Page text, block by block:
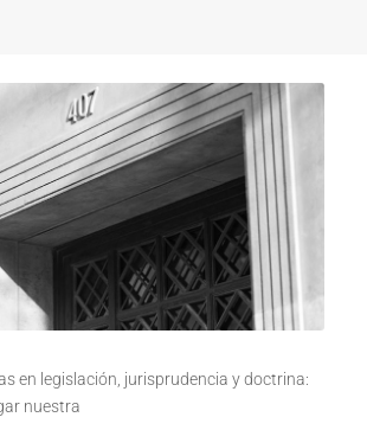
en legislación, jurisprudencia y doctrina:
nuestra